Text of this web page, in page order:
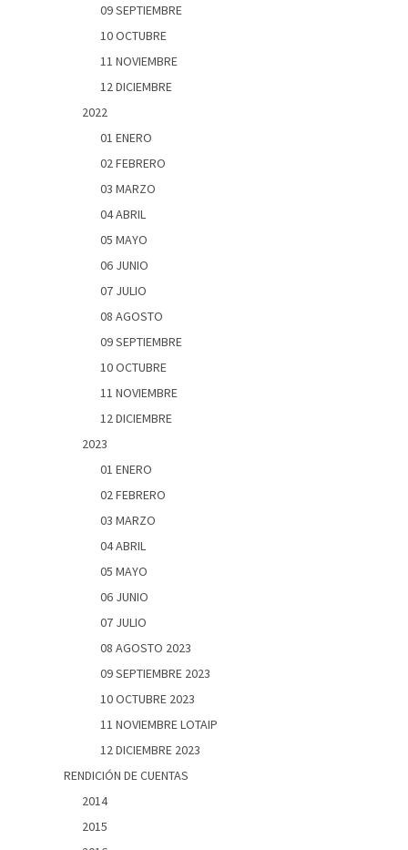
09 SEPTIEMBRE
10 OCTUBRE
11 NOVIEMBRE
12 DICIEMBRE
2022
01 ENERO
02 FEBRERO
03 MARZO
04 ABRIL
05 MAYO
06 JUNIO
07 JULIO
08 AGOSTO
09 SEPTIEMBRE
10 OCTUBRE
11 NOVIEMBRE
12 DICIEMBRE
2023
01 ENERO
02 FEBRERO
03 MARZO
04 ABRIL
05 MAYO
06 JUNIO
07 JULIO
08 AGOSTO 2023
09 SEPTIEMBRE 2023
10 OCTUBRE 2023
11 NOVIEMBRE LOTAIP
12 DICIEMBRE 2023
RENDICIÓN DE CUENTAS
2014
2015